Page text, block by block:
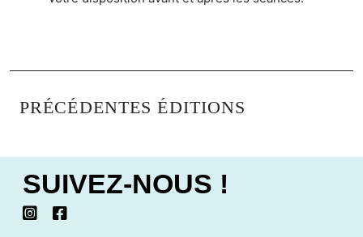
PRÉCÉDENTES ÉDITIONS
SUIVEZ-NOUS !